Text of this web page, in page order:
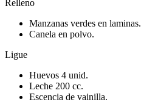
Relleno
Manzanas verdes en laminas.
Canela en polvo.
Ligue
Huevos 4 unid.
Leche 200 cc.
Escencia de vainilla.